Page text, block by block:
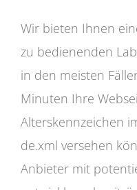
Wir bieten Ihnen
zu bedienenden
in den meisten
Minuten Ihre
Alterskennzeichen
de.xml versehen
Anbieter mit